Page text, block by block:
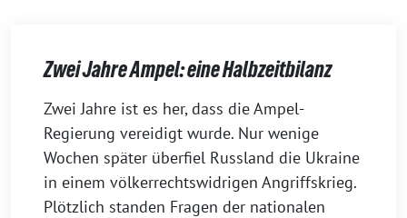
Zwei Jahre Ampel: eine Halbzeitbilanz
11.
Dezember
2023
Zwei Jahre ist es her, dass die Ampel-
Regierung vereidigt wurde. Nur wenige
Wochen später überfiel Russland die Ukraine
in einem völkerrechtswidrigen Angriffskrieg.
Plötzlich standen Fragen der nationalen